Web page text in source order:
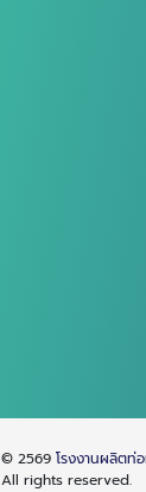
© 2569โรงงานผลิตท่
All rights reserved.